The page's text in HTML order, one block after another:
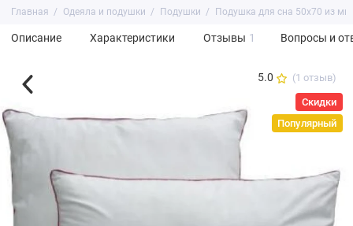
Главная Одеяла и подушки Подушки Подушка для сна 50х70 из
Описание Характеристики Отзывы 1 Вопросы и
5.0 (1 отзыв)
Скидки
Популярный